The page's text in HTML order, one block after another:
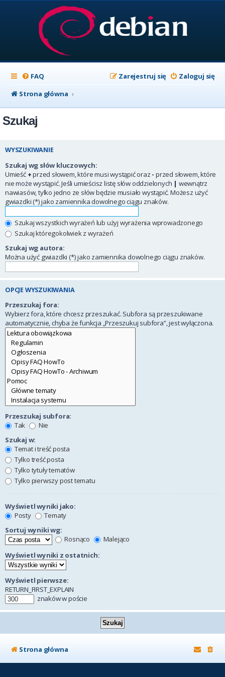
FAQ Zaloguj się
Zarejestruj się
Strona główna
Szukaj
WYSZUKIWANIE
Szukaj wg słów kluczowych:
Umieść +przed słowem, które musi wystąpić oraz - przed słowem, które
nie może wystąpić. Jeśli umieścisz listę słów oddzielonych | wewnątrz
nawiasów, tylko jedno ze słów będzie musiało wystąpić. Możesz użyć
gwiazdki (*) jako zamiennika dowolnego ciągu znaków.
Szukaj wszystkich wyrażeń lub użyj wyrażenia wprowadzonego
Szukaj któregokolwiek z wyrażeń
Szukaj wg autora:
Można użyć gwiazdki (*) jako zamiennika dowolnego ciągu znaków.
OPCJE WYSZUKIWANIA
Przeszukaj fora:
Wybierz fora, które chcesz przeszukać. Subfora są przeszukiwane
automatycznie, chyba że funkcja „Przeszukuj subfora”, jest wyłączona.
Przeszukaj subfora:
Tak
Nie
Szukaj w:
Temat i treść posta
Tylko treść posta
Tylko tytuły tematów
Tylko pierwszy post tematu
Wyświetl wyniki jako:
Posty
Tematy
Sortuj wyniki wg:
Rosnąco
Malejąco
Wyświetl wyniki z ostatnich:
Wyświetl pierwsze:
RETURN_FIRST_EXPLAIN
znaków w poście
Strona główna